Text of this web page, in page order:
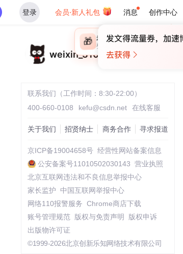
登录 会员·新人礼包 消息 创作中心
×
🎁 未登录
登录领取最高
weixin_31062533
联系我们（工作时间：8:30-22:00）
400-660-0108
kefu@csdn.net 在线客服
关于我们 招贤纳士 商务合作 寻求报道
京ICP备19004658号 经营性网站备案信息
公安备案号11010502030143 营业执照
北京互联网违法和不良信息举报中心
家长监护
中国互联网举报中心
网络110报警服务 Chrome商店下载
账号管理规范
版权与免责声明
版权申诉
出版物许可证
©1999-2026北京创新乐知网络技术有限公司